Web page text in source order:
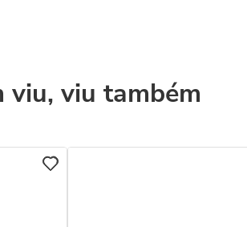
viu, viu também